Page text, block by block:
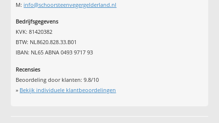
M: info@schoorsteenvegergelderland.nl
Bedrijfsgegevens
KVK: 81420382
BTW: NL8620.828.33.B01
IBAN: NL65 ABNA 0493 9717 93
Recensies
Beoordeling door klanten:9.8/10
» Bekijk individuele klantbeoordelingen